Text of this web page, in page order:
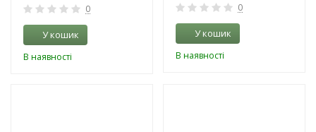
0
У кошик
В наявності
0
У кошик
В наявності